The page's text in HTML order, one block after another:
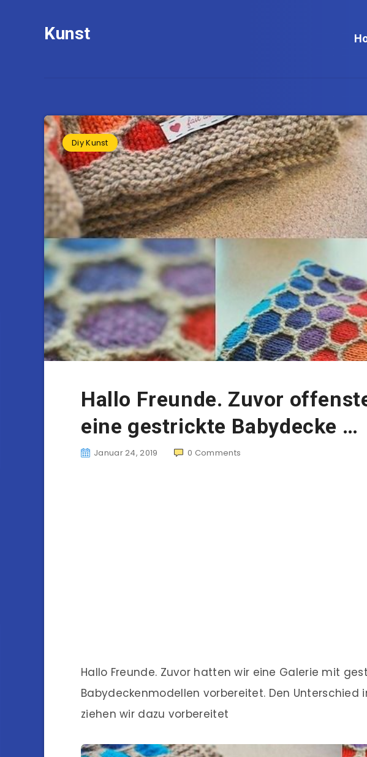
Kunst
Diy Kunst
Hallo Freunde. Zuvor
eine gestrickte Babydecke …
Januar 24, 2019 0 Comments
Hallo Freunde. Zuvor hatten wir eine Galerie mit
Babydeckenmodellen vorbereitet. Den Unterschied
ziehen wir dazu vorbereitet